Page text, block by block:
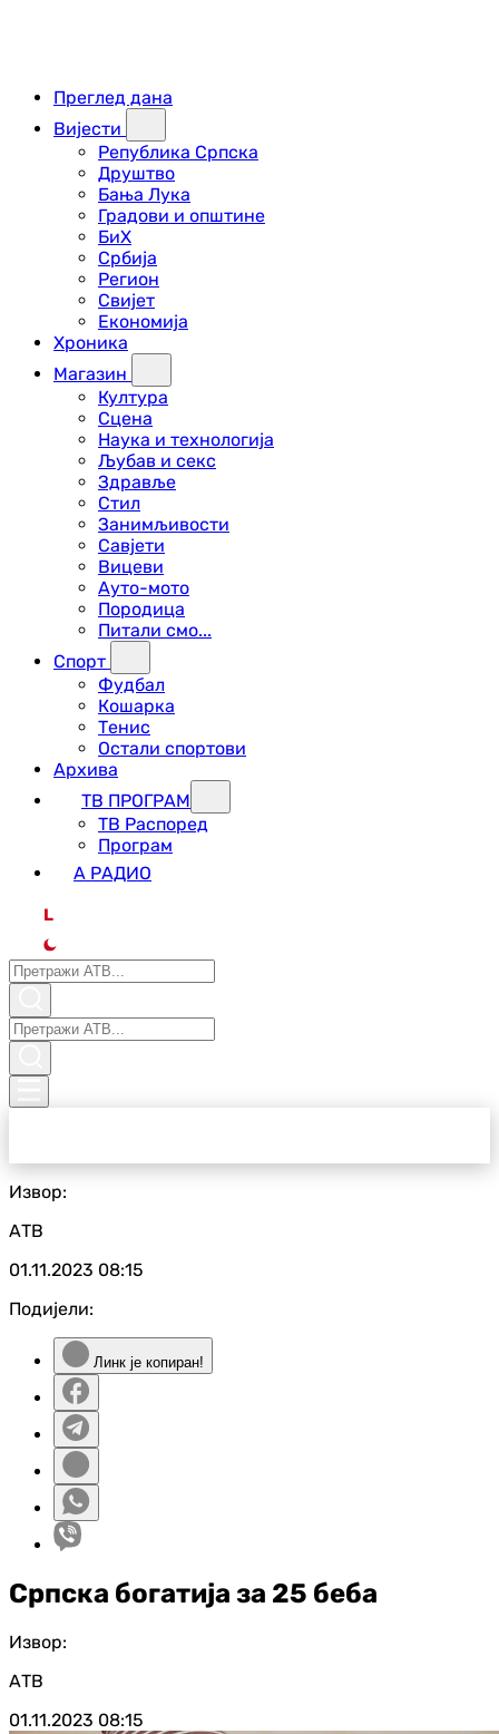
Преглед дана
Вијести
Република Српска
Друштво
Бања Лука
Градови и општине
БиХ
Србија
Регион
Свијет
Економија
Хроника
Магазин
Култура
Сцена
Наука и технологија
Љубав и секс
Здравље
Стил
Занимљивости
Савјети
Вицеви
Ауто-мото
Породица
Питали смо...
Спорт
Фудбал
Кошарка
Тенис
Остали спортови
Архива
ТВ ПРОГРАМ
ТВ Распоред
Програм
А РАДИО
L
Извор:
АТВ
01.11.2023 08:15
Подијели:
Линк је копиран!
Српска богатија за 25 беба
Извор:
АТВ
01.11.2023 08:15